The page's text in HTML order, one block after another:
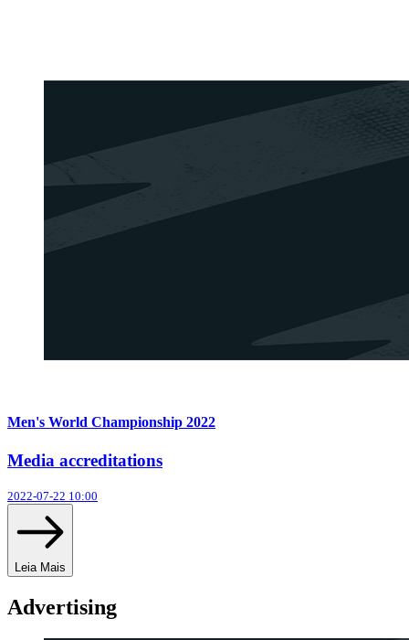
Men's World Championship 2022
Media accreditations
2022-07-22 10:00
Leia Mais
Advertising